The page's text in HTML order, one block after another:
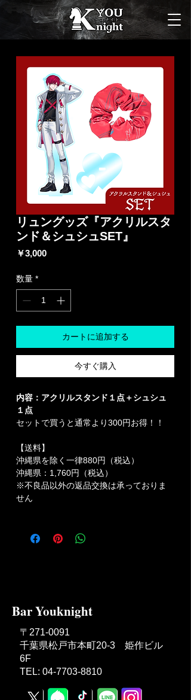
リュングッズ『アクリルスタ
ンド＆シュシュSET』
￥3,000価
数量 *
カートに追加する
今すぐ購入
内容：アクリルスタンド１点＋シュシュ
１点
セットで買うと通常より300円お得！！
【送料】
沖縄県を除く一律880円（税込）
沖縄県：1,760円（税込）
※不良品以外の返品交換は承っておりま
せん
Bar Youknight
〒271-0091
千葉県松戸市本町20-3 姫作ビル
6F
TEL: 04-7703-8810